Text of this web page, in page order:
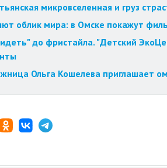
микровселенная и груз
облик мира: в Омске покажут
до фристайла. "Детский
Ольга Кошелева приглашает